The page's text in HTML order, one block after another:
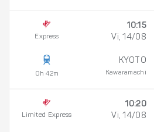
Express
0h 42m
10:15
Vi, 14/08
KYOTO
Kawaramachi
Limited Express
10:20
Vi, 14/08